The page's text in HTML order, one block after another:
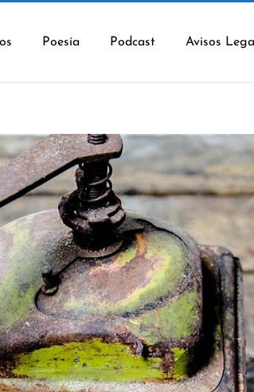
Poesía Podcast Avisos